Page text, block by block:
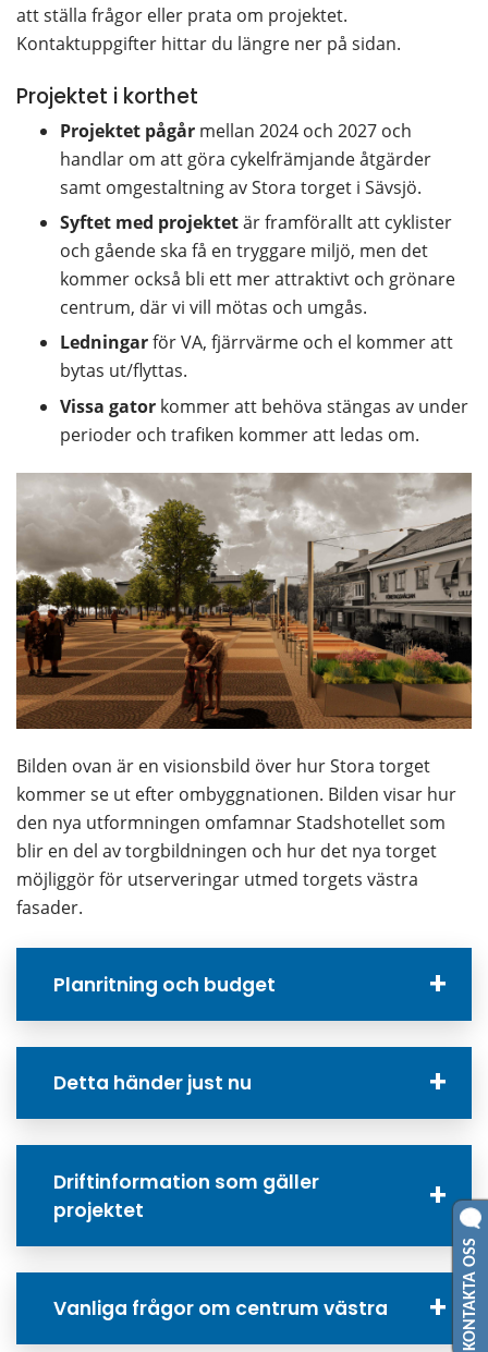
att ställa frågor eller prata om projektet.
Kontaktuppgifter hittar du längre ner på sidan.
Projektet i korthet
Projektet pågår mellan 2024 och 2027 och
handlar om att göra cykelfrämjande åtgärder
samt omgestaltning av Stora torget i Sävsjö.
Syftet med projektet är framförallt att cyklister
och gående ska få en tryggare miljö, men det
kommer också bli ett mer attraktivt och grönare
centrum, där vi vill mötas och umgås.
Ledningar för VA, fjärrvärme och el kommer att
bytas ut/flyttas.
Vissa gator kommer att behöva stängas av under
perioder och trafiken kommer att ledas om.
Bilden ovan är en visionsbild över hur Stora torget
kommer se ut efter ombyggnationen. Bilden visar hur
den nya utformningen omfamnar Stadshotellet som
blir en del av torgbildningen och hur det nya torget
möjliggör för utserveringar utmed torgets västra
fasader.
Planritning och budget
Detta händer just nu
Driftinformation som gäller
projektet
Vanliga frågor om centrum västra KONTAKTA OSS